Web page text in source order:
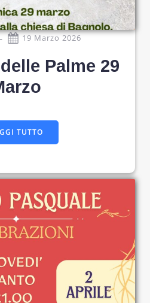
- 19 Marzo 2026
Palme 29
TUTTO